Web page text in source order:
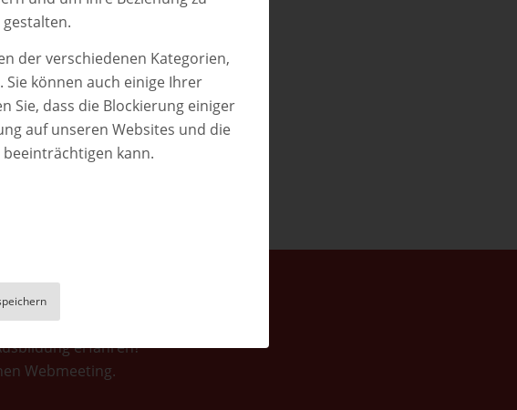
der verschiedenen Kategorien,
können auch einige Ihrer
Sie, dass die Blockierung einiger
auf unseren Websites und die
kann.
erfahren?
Webmeeting.